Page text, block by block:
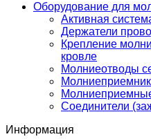
Оборудование для
Активная
Держатели
Крепление
кровле
Молниеотводы
Соединители
Информация